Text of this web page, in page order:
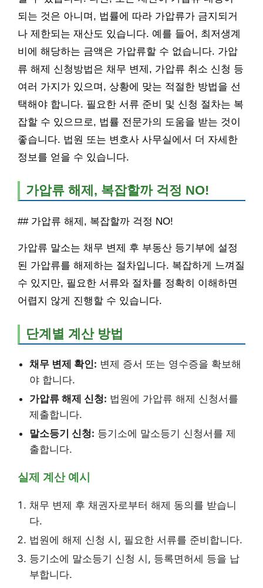
되는 것은 아니며, 법률에 따라 가압류가 금지되거
나 제한되는 재산도 있습니다. 예를 들어, 최저생계
비에 해당하는 금액은 가압류할 수 없습니다. 가압
류 해제 신청방법은 채무 변제, 가압류 취소 신청 등
여러 가지가 있으며, 상황에 맞는 적절한 방법을 선
택해야 합니다. 필요한 서류 준비 및 신청 절차는 복
잡할 수 있으므로, 법률 전문가의 도움을 받는 것이
좋습니다. 법원 또는 변호사 사무실에서 더 자세한
정보를 얻을 수 있습니다.
가압류 해제, 복잡할까 걱정 NO!
## 가압류 해제, 복잡할까 걱정 NO!
가압류 말소는 채무 변제 후 부동산 등기부에 설정
된 가압류를 해제하는 절차입니다. 복잡하게 느껴질
수 있지만, 필요한 서류와 절차를 정확히 이해하면
어렵지 않게 진행할 수 있습니다.
단계별 계산 방법
채무 변제 확인: 변제 증서 또는 영수증을 확보해
야 합니다.
가압류 해제 신청: 법원에 가압류 해제 신청서를
제출합니다.
말소등기 신청: 등기소에 말소등기 신청서를 제
출합니다.
실제 계산 예시
채무 변제 후 채권자로부터 해제 동의를 받습니
다.
법원에 해제 신청 시, 필요한 서류를 준비합니다.
등기소에 말소등기 신청 시, 등록면허세 등을 납
부합니다.